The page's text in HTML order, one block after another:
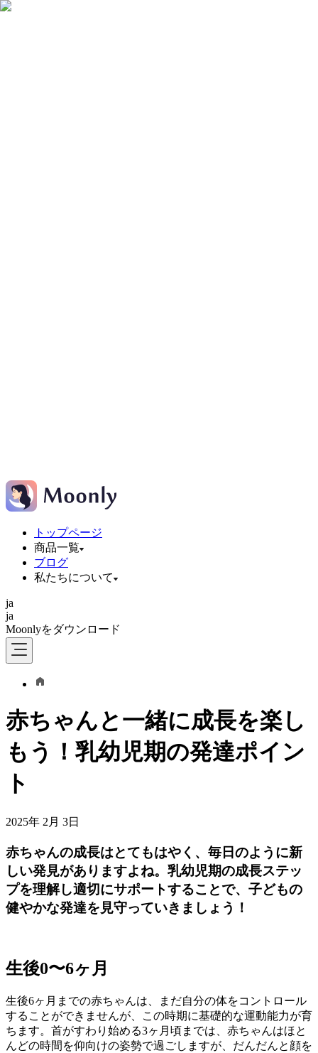
トップページ
商品一覧
ブログ
私たちについて
ja
ja
Moonlyをダウンロード
赤ちゃんと一緒に成長を楽し
もう！乳幼児期の発達ポイン
ト
2025年 2月 3日
赤ちゃんの成長はとてもはやく、毎日のように新
しい発見がありますよね。乳幼児期の成長ステッ
プを理解し適切にサポートすることで、子どもの
健やかな発達を見守っていきましょう！
生後0〜6ヶ月
生後6ヶ月までの赤ちゃんは、まだ自分の体をコントロール
することができませんが、この時期に基礎的な運動能力が育
ちます。首がすわり始める3ヶ月頃までは、赤ちゃんはほと
んどの時間を仰向けの姿勢で過ごしますが、だんだんと顔を